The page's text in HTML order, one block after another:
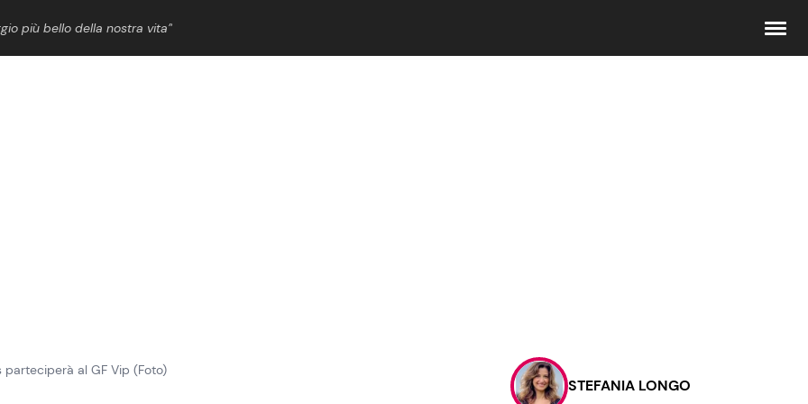
più bello della nostra vita”
Contattaci
Pubblicità
parteciperà al GF Vip (Foto)
STEFANIA LONGO